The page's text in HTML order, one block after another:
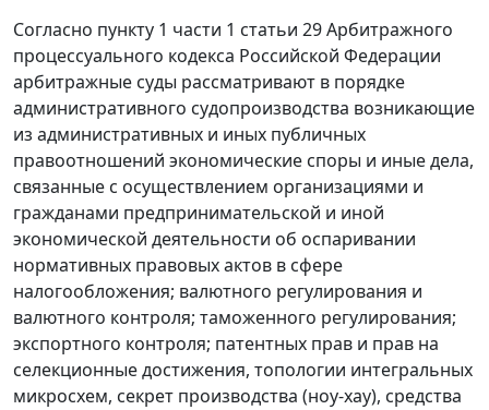
Согласно пункту 1 части 1 статьи 29 Арбитражного
процессуального кодекса Российской Федерации
арбитражные суды рассматривают в порядке
административного судопроизводства возникающие
из административных и иных публичных
правоотношений экономические споры и иные дела,
связанные с осуществлением организациями и
гражданами предпринимательской и иной
экономической деятельности об оспаривании
нормативных правовых актов в сфере
налогообложения; валютного регулирования и
валютного контроля; таможенного регулирования;
экспортного контроля; патентных прав и прав на
селекционные достижения, топологии интегральных
микросхем, секрет производства (ноу-хау), средства